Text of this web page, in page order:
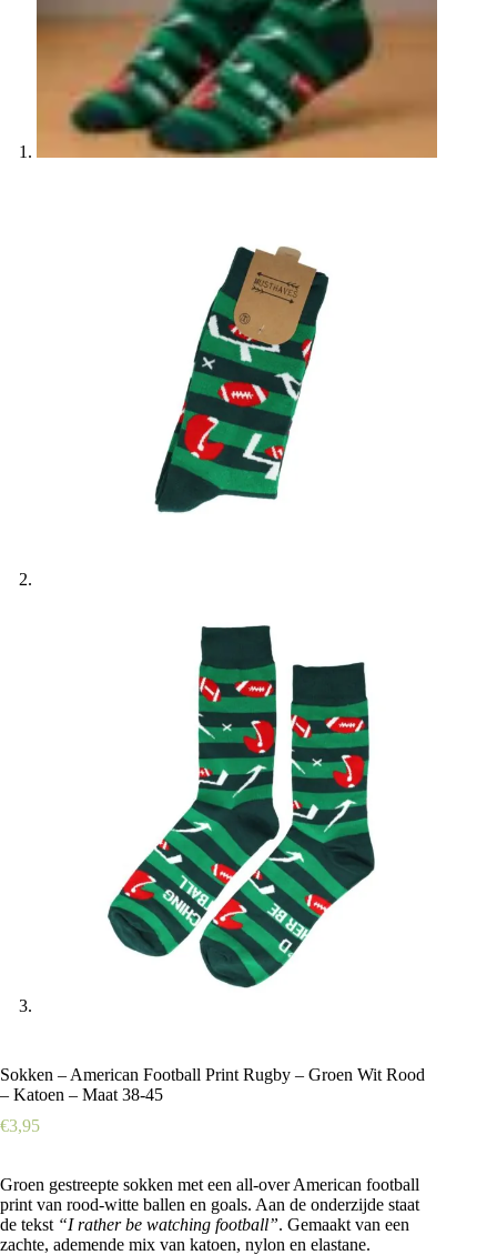
Sokken – American Football Print Rugby – Groen Wit Rood
– Katoen – Maat 38-45
€3,95
Groen gestreepte sokken met een all-over American football
print van rood-witte ballen en goals. Aan de onderzijde staat
de tekst “I rather be watching football”. Gemaakt van een
zachte, ademende mix van katoen, nylon en elastane.